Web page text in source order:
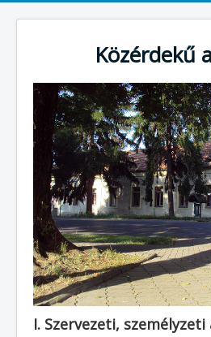
Közérdekű
I. Szervezeti,